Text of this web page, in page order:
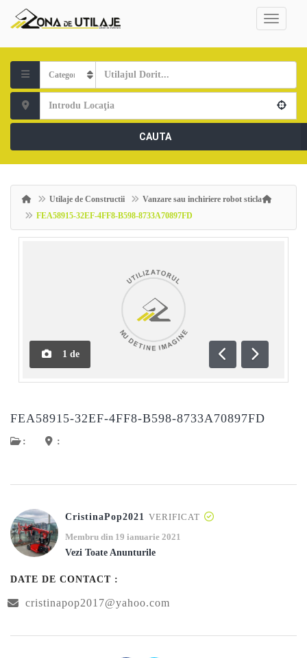
CAUTA
Utilaje de Constructii
Vanzare sau inchiriere robot sticla
FEA58915-32EF-4FF8-B598-8733A70897FD
1 de
Anterioară
FEA58915-32EF-4FF8-B598-8733A70897FD
: :
CristinaPop2021 VERIFICAT
Membru din 19 ianuarie 2021
Vezi Toate Anunturile
DATE DE CONTACT :
cristinapop2017@yahoo.com